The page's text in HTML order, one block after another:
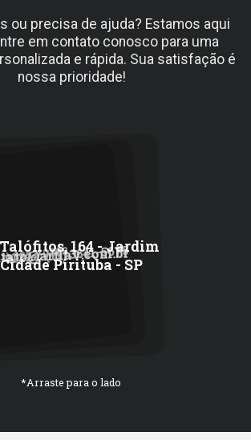
3833-0388
0122/(11) 3641-5675
164 - Jardim
Cidade Pirituba - SP
*Arraste para o lado
ou precisa de ajuda? Estamos aqui
em contato conosco para uma
e rápida. Sua satisfação é
nossa prioridade!